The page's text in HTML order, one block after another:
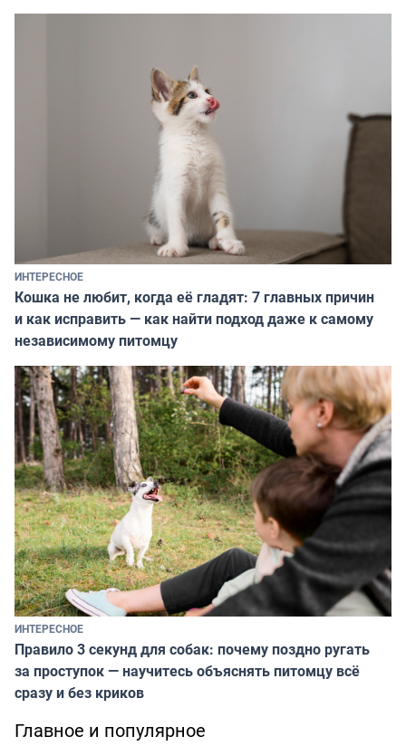
ИНТЕРЕСНОЕ
Кошка не любит, когда её гладят: 7 главных причин
и как исправить — как найти подход даже к самому
независимому питомцу
ИНТЕРЕСНОЕ
Правило 3 секунд для собак: почему поздно ругать
за проступок — научитесь объяснять питомцу всё
сразу и без криков
Главное и популярное